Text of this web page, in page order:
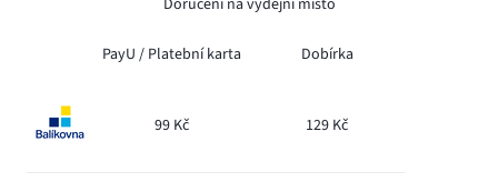
PayU / Platební karta Dobírka
99 Kč 129 Kč